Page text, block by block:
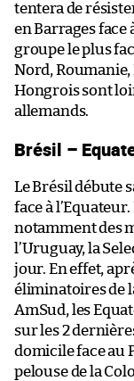
tentera de
en Barrages face
groupe le plus
Nord, Roumanie,
Hongrois sont
allemands.
Brésil –
Le Brésil débute
face à
notamment des
l’Uruguay, la
jour. En effet,
éliminatoires de
AmSud, les
sur les 2
domicile face au
pelouse de la